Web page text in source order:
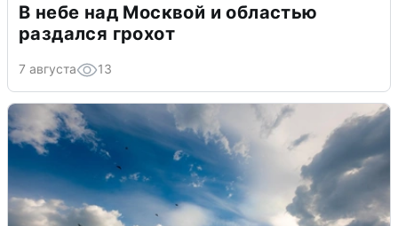
В небе над Москвой и областью
раздался грохот
7 августа 13